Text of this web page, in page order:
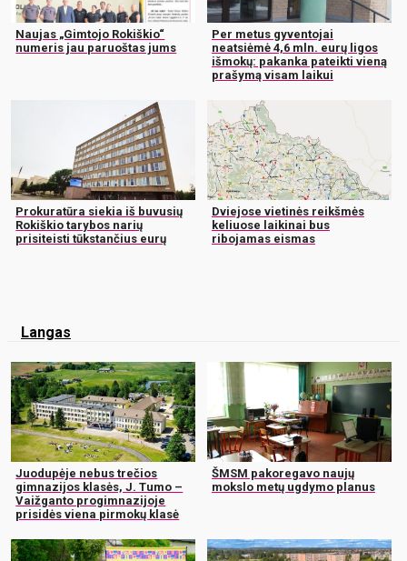
Naujas „Gimtojo Rokiškio“
numeris jau paruoštas jums
Per metus gyventojai
neatsiėmė 4,6 mln. eurų ligos
išmokų: pakanka pateikti vieną
prašymą visam laikui
Prokuratūra siekia iš buvusių
Rokiškio tarybos narių
prisiteisti tūkstančius eurų
Dviejose vietinės reikšmės
keliuose laikinai bus
ribojamas eismas
Langas
Juodupėje nebus trečios
gimnazijos klasės, J. Tumo –
Vaižganto progimnazijoje
prisidės viena pirmokų klasė
ŠMSM pakoregavo naujų
mokslo metų ugdymo planus